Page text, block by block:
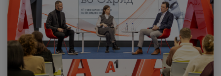
Приватни Деловни
Поддршка